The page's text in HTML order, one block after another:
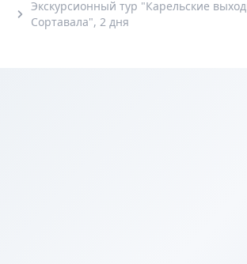
Экскурсионный тур "Карельские
Сортавала", 2 дня